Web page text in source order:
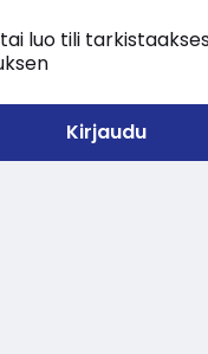
luo tili
Kirjaudu